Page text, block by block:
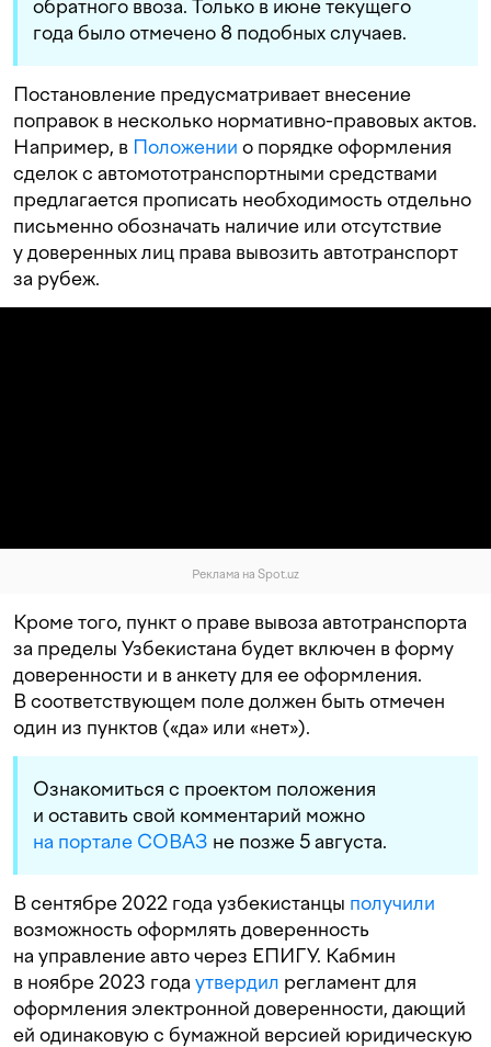
обратного ввоза. Только в июне текущего
года было отмечено 8 подобных случаев.
Постановление предусматривает внесение
поправок в несколько нормативно-правовых актов.
Например, в Положении о порядке оформления
сделок с автомототранспортными средствами
предлагается прописать необходимость отдельно
письменно обозначать наличие или отсутствие
у доверенных лиц права вывозить автотранспорт
за рубеж.
Реклама на Spot.uz
Кроме того, пункт о праве вывоза автотранспорта
за пределы Узбекистана будет включен в форму
доверенности и в анкету для ее оформления.
В соответствующем поле должен быть отмечен
один из пунктов («да» или «нет»).
Ознакомиться с проектом положения
и оставить свой комментарий можно
на портале СОВАЗ не позже 5 августа.
В сентябре 2022 года узбекистанцы получили
возможность оформлять доверенность
на управление авто через ЕПИГУ. Кабмин
в ноябре 2023 года утвердил регламент для
оформления электронной доверенности, дающий
ей одинаковую с бумажной версией юридическую